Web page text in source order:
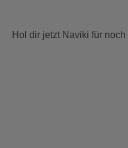
Hol dir jetzt Naviki für